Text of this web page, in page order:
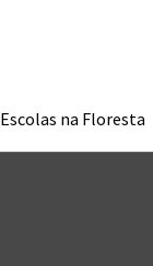
Escolas na Floresta